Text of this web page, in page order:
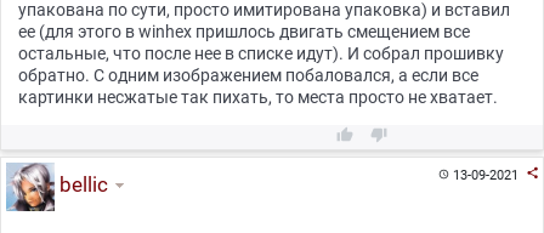
упакована по сути, просто имитирована упаковка) и вставил
ее (для этого в winhex пришлось двигать смещением все
остальные, что после нее в списке идут). И собрал прошивку
обратно. С одним изображением побаловался, а если все
картинки несжатые так пихать, то места просто не хватает.
 
13-09-2021 
bellic